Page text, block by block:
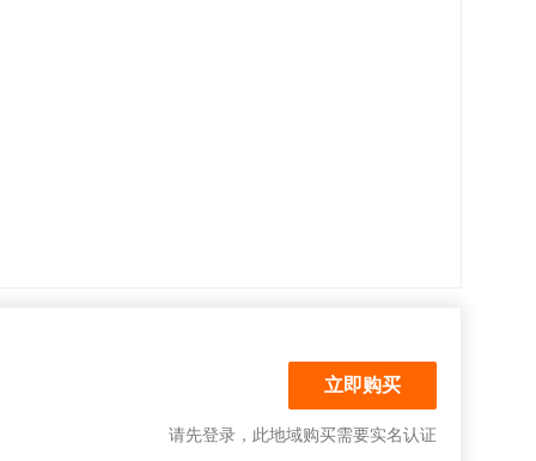
请先登录 ，此地域购买需要实名认证